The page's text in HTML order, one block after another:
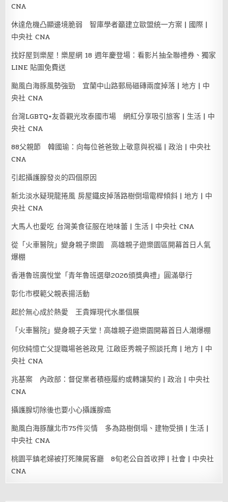
CNA
休達危機凸顯邊境脆弱 智庫學者籲建立歐盟統一方案 | 國際 |
中央社 CNA
找好屋到樂屋！樂屋網 18 週年慶登場：看影片抽全聯禮券、獨家
LINE 貼圖免費送
颱風白海豚風勢強勁 宜蘭中山路郵局磁磚兩度掉落 | 地方 | 中
央社 CNA
台灣LGBTQ+友善觀光攻泰國市場 網紅分享吸引旅客 | 生活 | 中
央社 CNA
88父親節 韓國瑜：向每位爸爸致上敬意與祝福 | 政治 | 中央社
CNA
引起攝護腺發炎的四個原因
新北淡水疑現龍捲風 房屋鐵皮掉落路樹倒塌電桿傾斜 | 地方 | 中
央社 CNA
大馬人也愛吃 台灣美食征服在地味蕾 | 生活 | 中央社 CNA
從「火車醫院」變身親子樂園 高雄親子遊樂園區開幕首日人氣
爆棚
香港魯班廣悅堂「青年魯班選舉2026頒獎典禮」圓滿舉行
彰化市模範父親表揚活動
起於無心成於熱愛 王貴嬋現代水墨個展
「火車醫院」變身親子天堂！高雄親子遊樂園開幕首日人潮爆棚
何欣純憶亡父提職場爸爸政見 江啟臣秀親子照談托育 | 地方 | 中
央社 CNA
兆基案 內政部：督促業者積極履約或轉讓契約 | 政治 | 中央社
CNA
攝護腺切除後也要小心攝護腺癌
颱風白海豚釀北市75件災情 多為路樹倒塌、建物受損 | 生活 |
中央社 CNA
桃園平鎮老婦被打死陳屍客廳 8旬老公自首收押 | 社會 | 中央社
CNA